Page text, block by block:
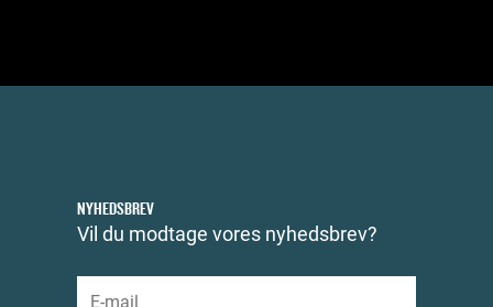
NYHEDSBREV
Vil du modtage vores nyhedsbrev?